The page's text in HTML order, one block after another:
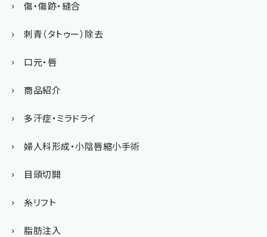
傷・傷跡・縫合
刺青（タトゥー）除去
口元・唇
商品紹介
多汗症・ミラドライ
婦人科形成・小陰唇縮小手術
目頭切開
糸リフト
脂肪注入